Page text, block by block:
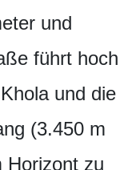
und
führt hoch
und die
(3.450 m
Horizont zu